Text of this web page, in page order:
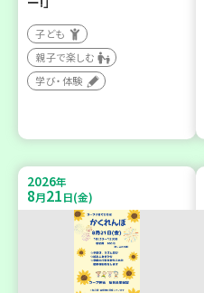
子ども
親子で楽しむ
学び・体験
2026年
8月21日(金)